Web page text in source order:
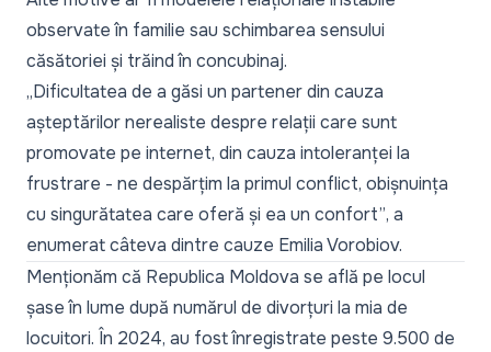
observate în familie sau schimbarea sensului
căsătoriei și trăind în concubinaj.
„Dificultatea de a găsi un partener din cauza
așteptărilor nerealiste despre relații care sunt
promovate pe internet, din cauza intoleranței la
frustrare - ne despărțim la primul conflict, obișnuința
cu singurătatea care oferă și ea un confort”, a
enumerat câteva dintre cauze Emilia Vorobiov.
Menționăm că Republica Moldova se află pe locul
șase în lume după numărul de divorțuri la mia de
locuitori. În 2024, au fost înregistrate peste 9.500 de